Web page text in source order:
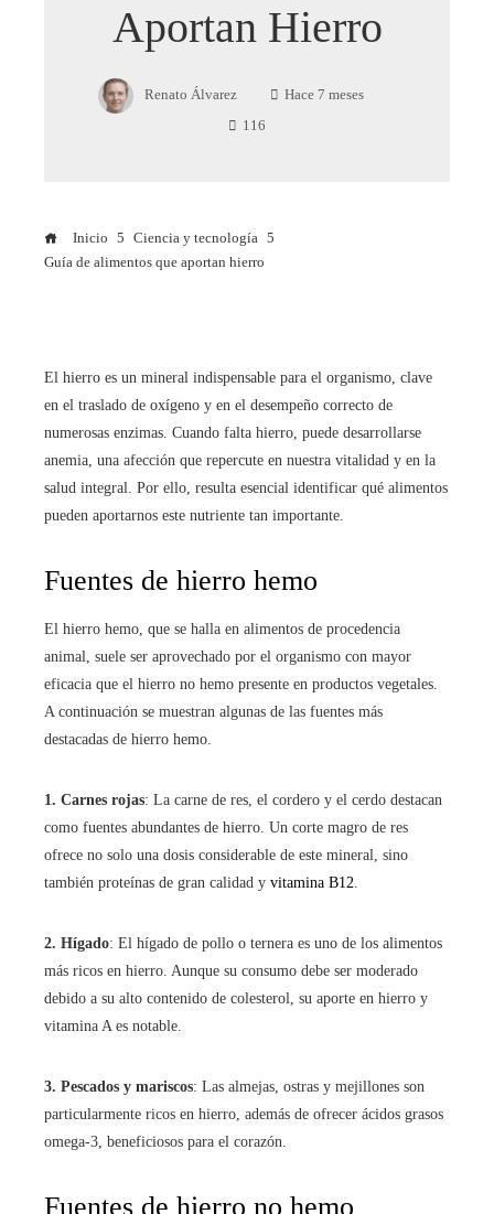
Aportan Hierro
Renato Álvarez Hace 7 meses
116
Inicio
Ciencia y tecnología
Guía de alimentos que aportan hierro
El hierro es un mineral indispensable para el organismo, clave
en el traslado de oxígeno y en el desempeño correcto de
numerosas enzimas. Cuando falta hierro, puede desarrollarse
anemia, una afección que repercute en nuestra vitalidad y en la
salud integral. Por ello, resulta esencial identificar qué alimentos
pueden aportarnos este nutriente tan importante.
Fuentes de hierro hemo
El hierro hemo, que se halla en alimentos de procedencia
animal, suele ser aprovechado por el organismo con mayor
eficacia que el hierro no hemo presente en productos vegetales.
A continuación se muestran algunas de las fuentes más
destacadas de hierro hemo.
1. Carnes rojas: La carne de res, el cordero y el cerdo destacan
como fuentes abundantes de hierro. Un corte magro de res
ofrece no solo una dosis considerable de este mineral, sino
también proteínas de gran calidad y vitamina B12
2. Hígado: El hígado de pollo o ternera es uno de los alimentos
más ricos en hierro. Aunque su consumo debe ser moderado
debido a su alto contenido de colesterol, su aporte en hierro y
vitamina A es notable.
3. Pescados y mariscos: Las almejas, ostras y mejillones son
particularmente ricos en hierro, además de ofrecer ácidos grasos
omega-3, beneficiosos para el corazón.
Fuentes de hierro no hemo